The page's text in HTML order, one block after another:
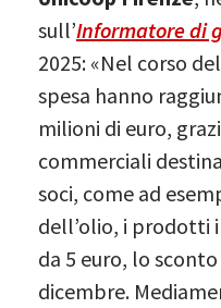
sull’Informatore di
2025: «Nel corso
spesa hanno
milioni di euro,
commerciali
soci, come ad
dell’olio, i prodotti
da 5 euro, lo
dicembre.